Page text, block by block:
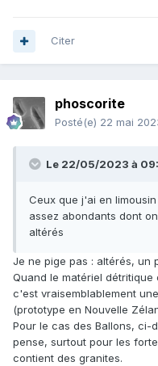
granites comme celui
Citer
phoscorite
Posté(e) 22 mai
Le 22/05/2023 à
Ceux que j'ai en
assez abondants dont
altérés
Je ne pige pas : altérés, un
Quand le matériel
c'est vraisemblablement
(prototype en Nouvelle
Pour le cas des Ballons, ci-
pense, surtout pour les
contient des granites.